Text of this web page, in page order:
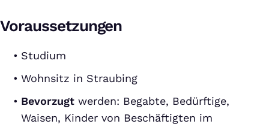
Voraussetzungen
Studium
Wohnsitz in Straubing
Bevorzugt werden: Begabte, Bedürftige,
Waisen, Kinder von Beschäftigten im